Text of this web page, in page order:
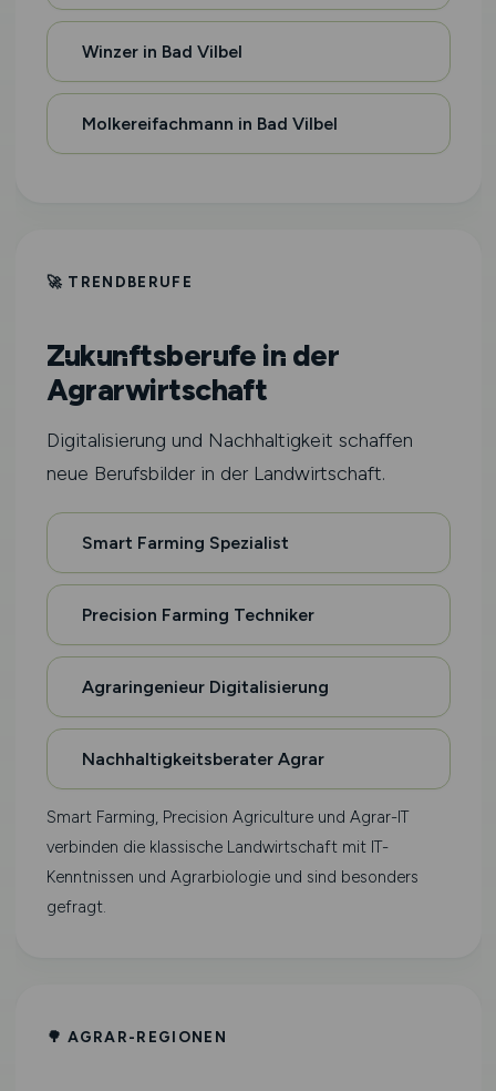
Winzer in Bad Vilbel
Molkereifachmann in Bad Vilbel
🚀 TRENDBERUFE
Zukunftsberufe in der
Agrarwirtschaft
Digitalisierung und Nachhaltigkeit schaffen
neue Berufsbilder in der Landwirtschaft.
Smart Farming Spezialist
Precision Farming Techniker
Agraringenieur Digitalisierung
Nachhaltigkeitsberater Agrar
Smart Farming, Precision Agriculture und Agrar-IT
verbinden die klassische Landwirtschaft mit IT-
Kenntnissen und Agrarbiologie und sind besonders
gefragt.
🌳 AGRAR-REGIONEN